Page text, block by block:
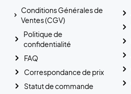
Conditions Générales de
Ventes (CGV)
Politique de
confidentialité
FAQ
Correspondance de prix
Statut de commande